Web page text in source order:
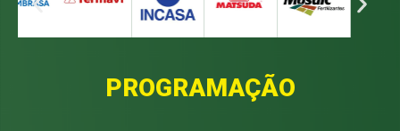
PROGRAMAÇÃO